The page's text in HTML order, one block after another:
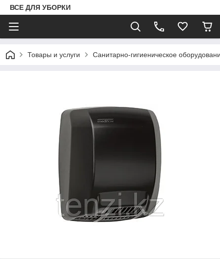
ВСЕ ДЛЯ УБОРКИ
Товары и услуги Санитарно-гигиеническое